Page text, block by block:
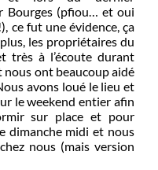
Bourges (pfiou… et oui
ce fut une évidence, ça
les propriétaires du
très à l’écoute durant
ont beaucoup aidé
avons loué le lieu et
le weekend entier afin
sur place et pour
dimanche midi et nous
nous (mais version